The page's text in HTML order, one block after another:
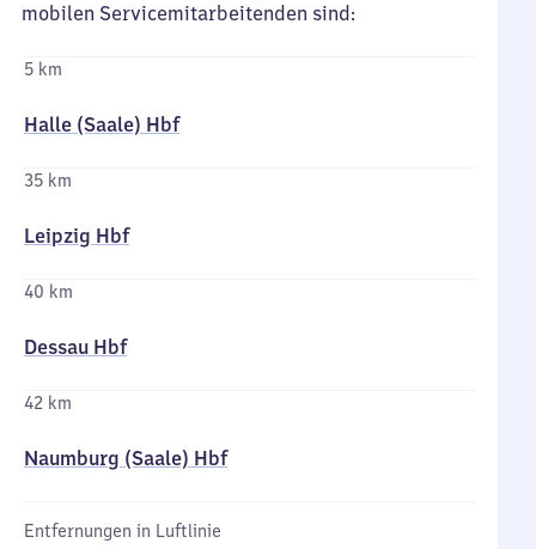
mobilen Servicemitarbeitenden sind:
5 km
Halle (Saale) Hbf
35 km
Leipzig Hbf
40 km
Dessau Hbf
42 km
Naumburg (Saale) Hbf
Entfernungen in Luftlinie